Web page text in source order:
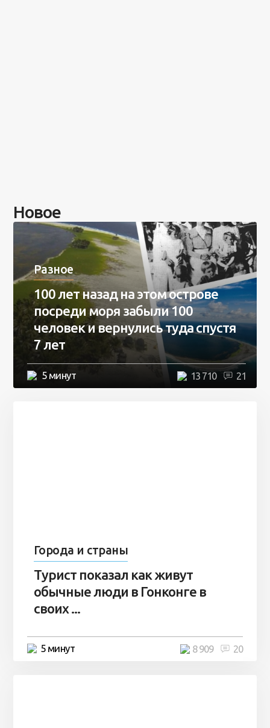
Новое
Разное
100 лет назад на этом острове
посреди моря забыли 100
человек и вернулись туда спустя
7 лет
5 минут 21
13 710
Города и страны
Турист показал как живут
обычные люди в Гонконге в
своих ...
5 минут 20
8 909